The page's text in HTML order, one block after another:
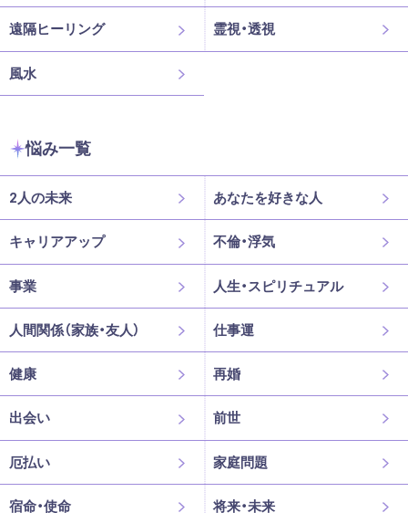
遠隔ヒーリング 霊視・透視
風水
悩み一覧
2人の未来 あなたを好きな人
キャリアアップ 不倫・浮気
事業 人生・スピリチュアル
人間関係（家族・友人） 仕事運
健康 再婚
出会い 前世
厄払い 家庭問題
宿命・使命 将来・未来